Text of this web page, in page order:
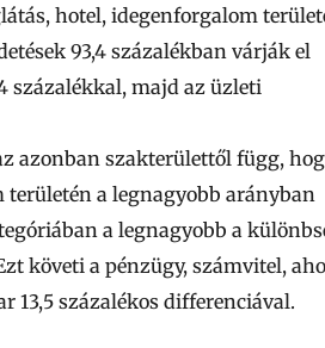
hotel, idegenforgalom
93,4 százalékban várják el
százalékkal, majd az üzleti
azonban szakterülettől függ,
a legnagyobb arányban
a legnagyobb a
követi a pénzügy, számvitel,
13,5 százalékos differenciával.